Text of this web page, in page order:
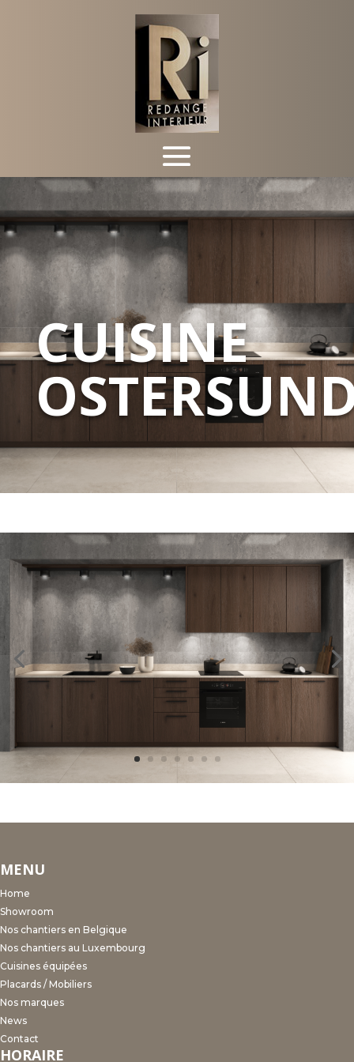
CUISINE
MENU
Home
Showroom
Nos chantiers en Belgique
Nos chantiers au Luxembourg
Cuisines équipées
Placards / Mobiliers
Nos marques
News
Contact
HORAIRE